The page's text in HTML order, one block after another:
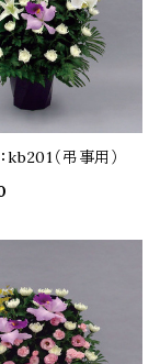
kb201（弔事用）